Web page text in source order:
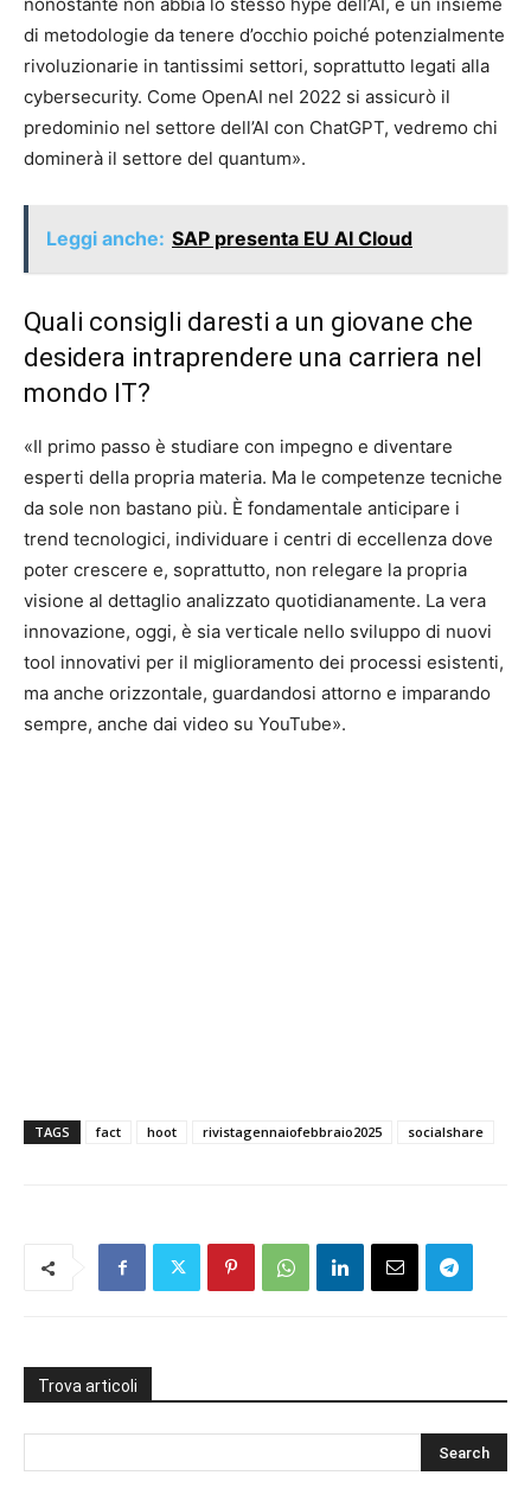
di metodologie da tenere d’occhio poiché potenzialmente
rivoluzionarie in tantissimi settori, soprattutto legati alla
cybersecurity. Come OpenAI nel 2022 si assicurò il
predominio nel settore dell’AI con ChatGPT, vedremo chi
dominerà il settore del quantum».
Leggi anche: SAP presenta EU AI Cloud
Quali consigli daresti a un giovane che
desidera intraprendere una carriera nel
mondo IT?
«Il primo passo è studiare con impegno e diventare
esperti della propria materia. Ma le competenze tecniche
da sole non bastano più. È fondamentale anticipare i
trend tecnologici, individuare i centri di eccellenza dove
poter crescere e, soprattutto, non relegare la propria
visione al dettaglio analizzato quotidianamente. La vera
innovazione, oggi, è sia verticale nello sviluppo di nuovi
tool innovativi per il miglioramento dei processi esistenti,
ma anche orizzontale, guardandosi attorno e imparando
sempre, anche dai video su YouTube».
TAGS fact hoot rivistagennaiofebbraio2025 socialshare
Trova articoli